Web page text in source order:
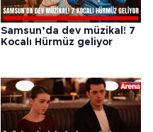
Samsun’da dev müzikal! 7
Kocalı Hürmüz geliyor